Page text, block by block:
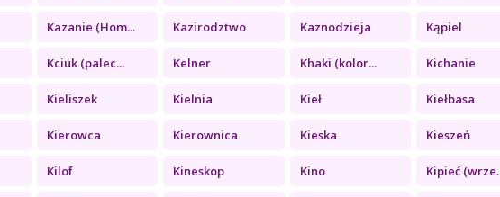
Kazanie (Hom... Kazirodztwo Kaznodzieja Kąpiel
Kciuk (palec... Kelner Khaki (kolor... Kichanie
Kieliszek Kielnia Kieł Kiełbasa
Kierowca Kierownica Kieska Kieszeń
Kilof Kineskop Kino Kipieć